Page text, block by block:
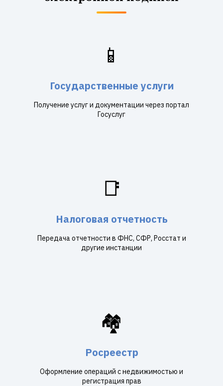
📱
Государственные услуги
Получение услуг и документации через портал
Госуслуг
📑
Налоговая отчетность
Передача отчетности в ФНС, СФР, Росстат и
другие инстанции
🏘️
Росреестр
Оформление операций с недвижимостью и
регистрация прав